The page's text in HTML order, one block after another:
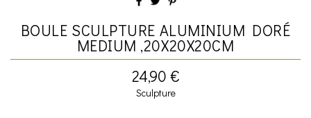
BOULE SCULPTURE ALUMINIUM DORÉ
MEDIUM ,20X20X20CM
24,90 €
Sculpture